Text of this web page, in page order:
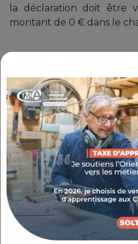
la déclaration doit être
montant de 0 € dans le
À
Si vous ne respectez
une pénalité de
s’appliqueront sur vos
PAIEMENT DES
SOCIALES
En tant que micro